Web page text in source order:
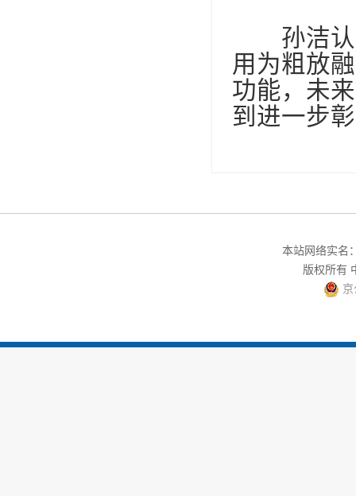
孙洁认
用为粗放
功能，未来
到进一步
本站网络实名
版权所有
京